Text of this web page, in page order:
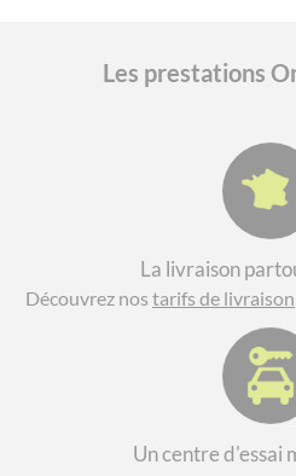
Les prestations
La livraison
Découvrez nos tarifs de livraison
Un centre d'essai